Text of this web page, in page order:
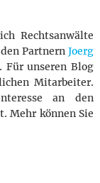
Rechtsanwälte
PartnernJoerg
. Für unseren Blog
Mitarbeiter.
an den
Mehr können Sie